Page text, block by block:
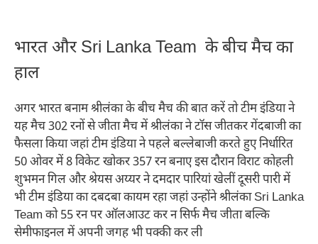
भारत और Sri Lanka Team के बीच मैच का
हाल
अगर भारत बनाम श्रीलंका के बीच मैच की बात करें तो टीम इंडिया ने
यह मैच 302 रनों से जीता मैच में श्रीलंका ने टॉस जीतकर गेंदबाजी का
फैसला किया जहां टीम इंडिया ने पहले बल्लेबाजी करते हुए निर्धारित
50 ओवर में 8 विकेट खोकर 357 रन बनाए इस दौरान विराट कोहली
शुभमन गिल और श्रेयस अय्यर ने दमदार पारियां खेलीं दूसरी पारी में
भी टीम इंडिया का दबदबा कायम रहा जहां उन्होंने श्रीलंका Sri Lanka
Team को 55 रन पर ऑलआउट कर न सिर्फ मैच जीता बल्कि
सेमीफाइनल में अपनी जगह भी पक्की कर ली